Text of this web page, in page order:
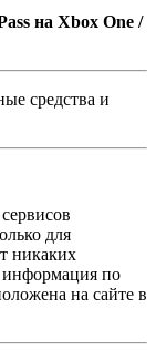
на Xbox One /
средства и
для
никаких
информация по
на сайте в